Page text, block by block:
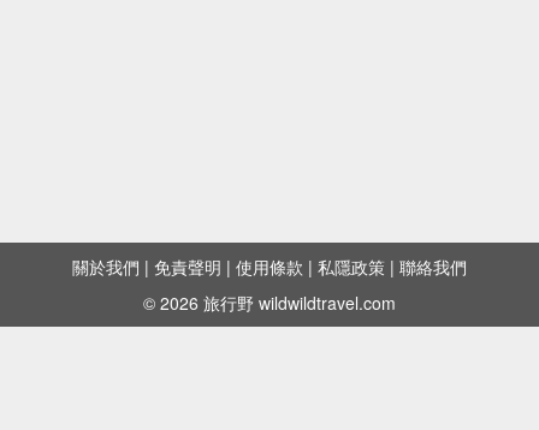
關於我們 | 免責聲明 | 使用條款 | 私隱政策 | 聯絡我們
© 2026 旅行野 wildwildtravel.com